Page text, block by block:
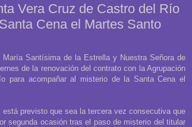
Vera Cruz de Castro del Río
Cena el Martes Santo
Santísima de la Estrella y Nuestra Señora de
de la renovación del contrato con la Agrupación
para acompañar al misterio de la Santa Cena el
previsto que sea la tercera vez consecutiva que
segunda ocasión tras el paso de misterio del titular